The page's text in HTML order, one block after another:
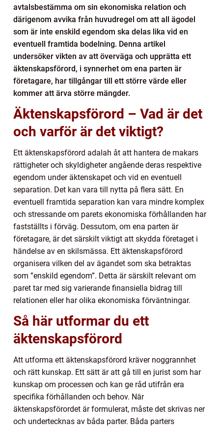
avtalsbestämma om sin ekonomiska relation och
därigenom avvika från huvudregel om att all ägodel
som är inte enskild egendom ska delas lika vid en
eventuell framtida bodelning. Denna artikel
undersöker vikten av att överväga och upprätta ett
äktenskapsförord, i synnerhet om ena parten är
företagare, har tillgångar till ett större värde eller
kommer att ärva större mängder.
Äktenskapsförord – Vad är det
och varför är det viktigt?
Ett äktenskapsförord adalah åt att hantera de makars
rättigheter och skyldigheter angående deras respektive
egendom under äktenskapet och vid en eventuell
separation. Det kan vara till nytta på flera sätt. En
eventuell framtida separation kan vara mindre komplex
och stressande om parets ekonomiska förhållanden har
fastställts i förväg. Dessutom, om ena parten är
företagare, är det särskilt viktigt att skydda företaget i
händelse av en skilsmässa. Ett äktenskapsförord
organisera vilken del av ägandet som ska betraktas
som ”enskild egendom”. Detta är särskilt relevant om
paret tar med sig varierande finansiella bidrag till
relationen eller har olika ekonomiska förväntningar.
Så här utformar du ett
äktenskapsförord
Att utforma ett äktenskapsförord kräver noggrannhet
och rätt kunskap. Ett sätt är att gå till en jurist som har
kunskap om processen och kan ge råd utifrån era
specifika förhållanden och behov. När
äktenskapsförordet är formulerat, måste det skrivas ner
och undertecknas av båda parter. Båda parters